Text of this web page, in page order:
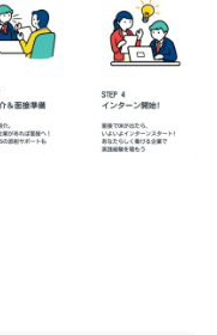
します✏️